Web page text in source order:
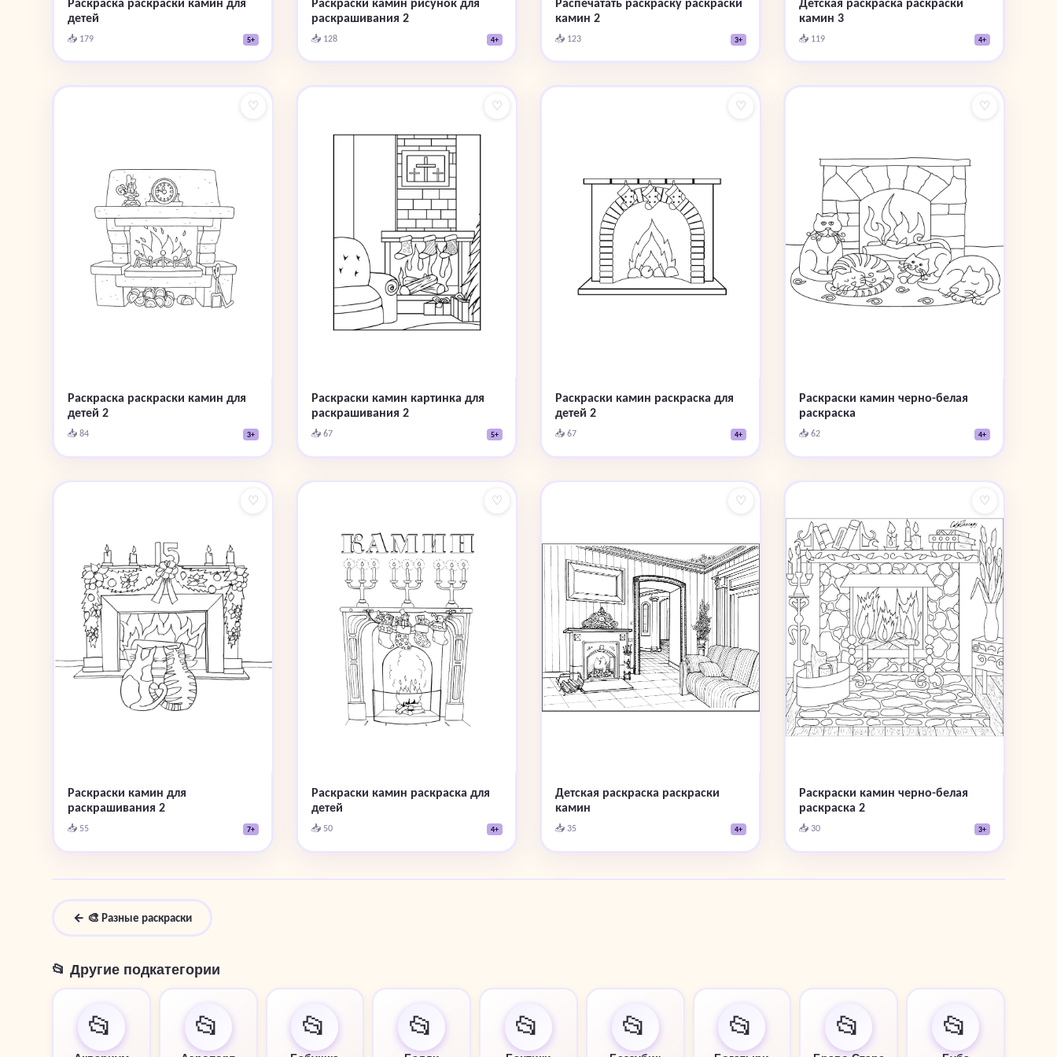
детей
📥 179 5+
раскрашивания 2
📥 128 4+
камин 2
📥 123 3+
камин 3
📥 119 4+
♡
Раскраска раскраски камин для
детей 2
📥 84 3+
♡
Раскраски камин картинка для
раскрашивания 2
📥 67 5+
♡
Раскраски камин раскраска для
детей 2
📥 67 4+
♡
Раскраски камин черно-белая
раскраска
📥 62 4+
♡
Раскраски камин для
раскрашивания 2
📥 55 7+
♡
Раскраски камин раскраска для
детей
📥 50 4+
♡
Детская раскраска раскраски
камин
📥 35 4+
♡
Раскраски камин черно-белая
раскраска 2
📥 30 3+
← 🎨 Разные раскраски
📂 Другие подкатегории
📂 📂 📂 📂 📂 📂 📂 📂 📂